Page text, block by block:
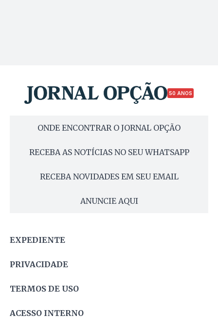
50 ANOS
ONDE ENCONTRAR O JORNAL OPÇÃO
RECEBA AS NOTÍCIAS NO SEU WHATSAPP
RECEBA NOVIDADES EM SEU EMAIL
ANUNCIE AQUI
EXPEDIENTE
PRIVACIDADE
TERMOS DE USO
ACESSO INTERNO